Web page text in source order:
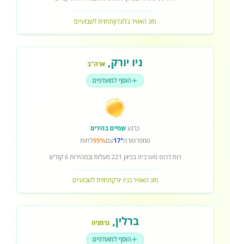
מזג האוויר בלונדוןתחזית לשבועיים
ניו יורק, ארה"ב
הוסף למועדפים
כרגעשמיים בהירים
טמפרטורה17°עם95%לחות
רוחדרום מערביתבכיוון 221מעלות ובמהירות6קמ"ש
מזג האוויר בניו יורקתחזית לשבועיים
ברלין, גרמניה
הוסף למועדפים